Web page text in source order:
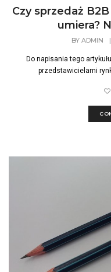
Czy sprzedaż
umiera?
BY ADMIN |
Do napisania tego
przedstawicielami